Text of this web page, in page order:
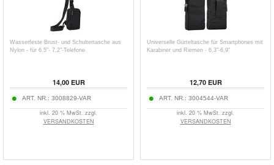
Wasserfeste Brust- und Schultertasche aus
Nylon - für 6.5"- 7.2"-Telefone
14,00EUR
ART. NR.: 3008829-VAR
inkl. 20 % MwSt. zzgl.
VERSANDKOSTEN
Universelle Gürteltasche für Smartphones mit
Karabiner und Riemen - 6,3"-6,9"
12,70EUR
ART. NR.: 3004544-VAR
inkl. 20 % MwSt. zzgl.
VERSANDKOSTEN